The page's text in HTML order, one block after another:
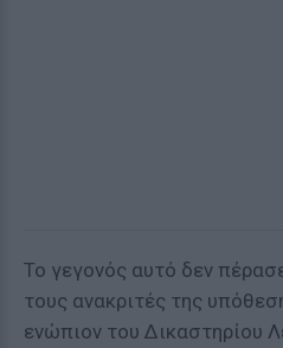
Το γεγονός αυτό δεν
τους ανακριτές της
ενώπιον του Δικαστηρίου